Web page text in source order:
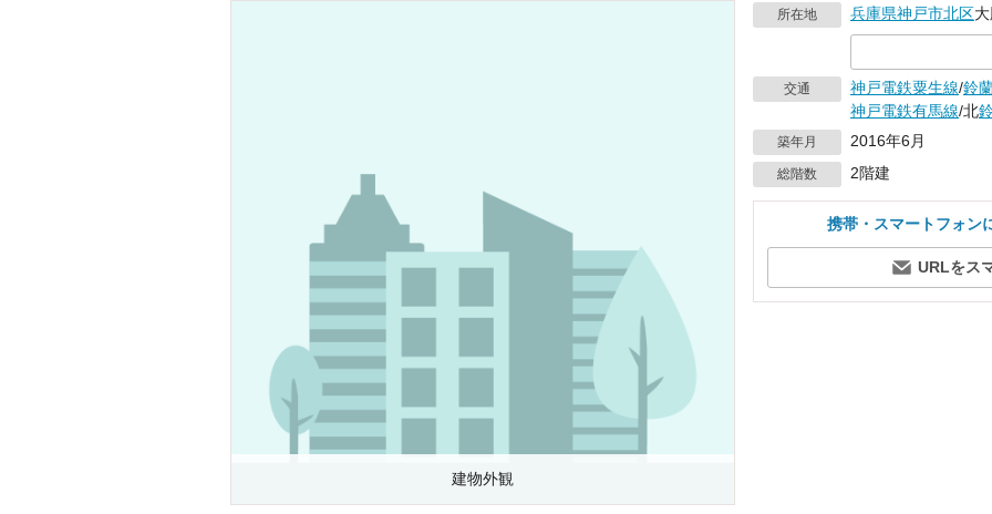
建物外観
所在地 兵庫県神戸市北区
交通 神戸電鉄粟生線/鈴
神戸電鉄有馬線/北
築年月 2016年6月
総階数 2階建
携帯・スマートフォン
URLをス